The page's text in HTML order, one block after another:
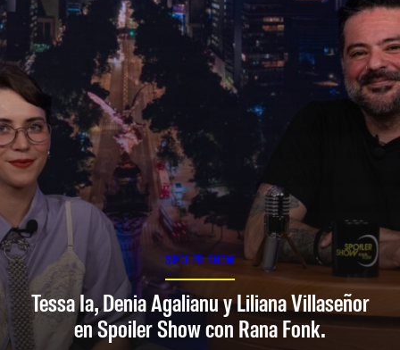
SPOILER SHOW
Tessa Ia, Denia Agalianu y Liliana Villaseñor
en Spoiler Show con Rana Fonk.